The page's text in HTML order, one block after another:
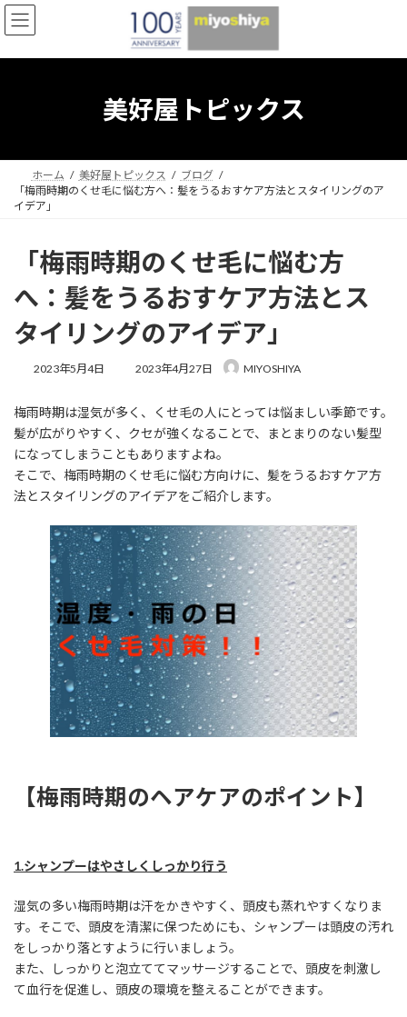
コ
ン
ン
ナ
ビ
ー
美好屋トピックス
ホーム 美好屋トピックス
ブログ
「梅雨時期のくせ毛に悩む方へ：髪をうるおすケア方法とスタイリングのア
イデア」
「梅雨時期のくせ毛に悩む方
へ：髪をうるおすケア方法とス
タイリングのアイデア」
2023年5月4日
最
新
日
時
:
2023年4月27日 MIYOSHIYA
梅雨時期は湿気が多く、くせ毛の人にとっては悩ましい季節です。
髪が広がりやすく、クセが強くなることで、まとまりのない髪型
になってしまうこともありますよね。
そこで、梅雨時期のくせ毛に悩む方向けに、髪をうるおすケア方
法とスタイリングのアイデアをご紹介します。
【梅雨時期のヘアケアのポイント】
1.シャンプーはやさしくしっかり行う
湿気の多い梅雨時期は汗をかきやすく、頭皮も蒸れやすくなりま
す。そこで、頭皮を清潔に保つためにも、シャンプーは頭皮の汚れ
をしっかり落とすように行いましょう。
また、しっかりと泡立ててマッサージすることで、頭皮を刺激し
て血行を促進し、頭皮の環境を整えることができます。